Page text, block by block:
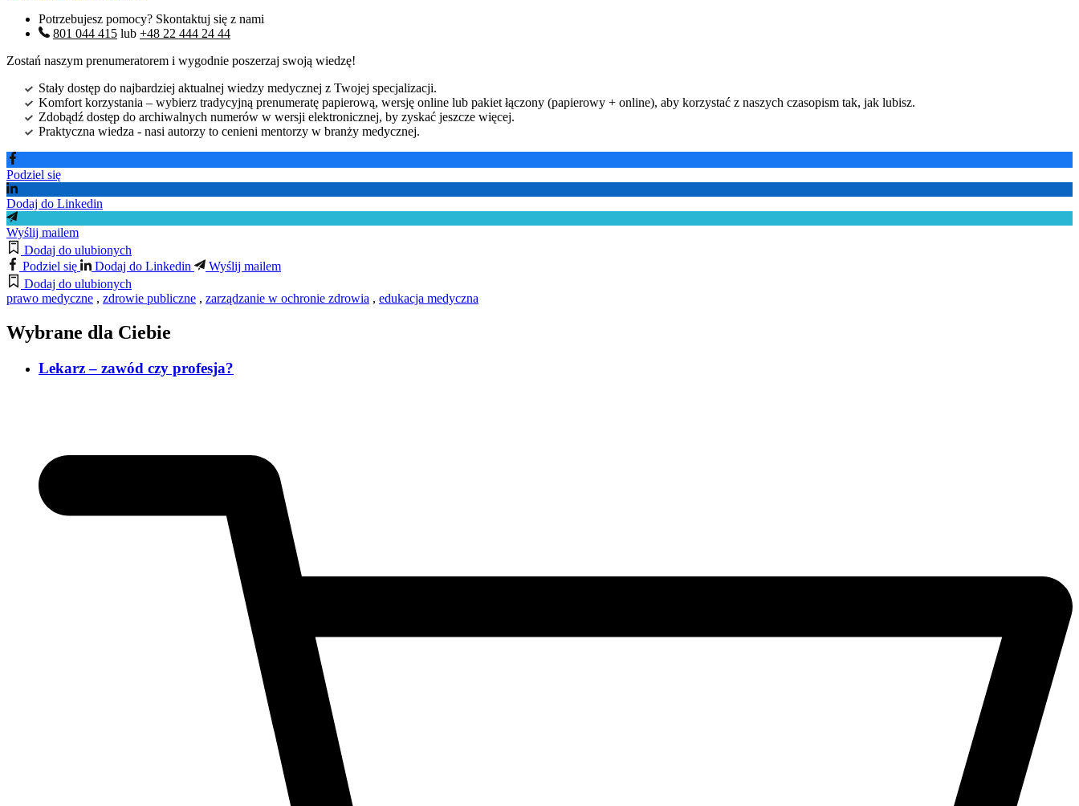
Potrzebujesz pomocy? Skontaktuj się z nami
801 044 415 lub +48 22 444 24 44
Zostań naszym prenumeratorem i wygodnie poszerzaj swoją wiedzę!
Stały dostęp do najbardziej aktualnej wiedzy medycznej z Twojej specjalizacji.
Komfort korzystania – wybierz tradycyjną prenumeratę papierową, wersję online lub pakiet łączony (papierowy + online), aby korzystać z naszych czasopism tak, jak lubisz.
Zdobądź dostęp do archiwalnych numerów w wersji elektronicznej, by zyskać jeszcze więcej.
Praktyczna wiedza - nasi autorzy to cenieni mentorzy w branży medycznej.
Podziel się
Dodaj do Linkedin
Wyślij mailem
Dodaj do ulubionych
Podziel się
Dodaj do Linkedin
Wyślij mailem
Dodaj do ulubionych
prawo medyczne , zdrowie publiczne , zarządzanie w ochronie zdrowia , edukacja medyczna
Wybrane dla Ciebie
Lekarz – zawód czy profesja?